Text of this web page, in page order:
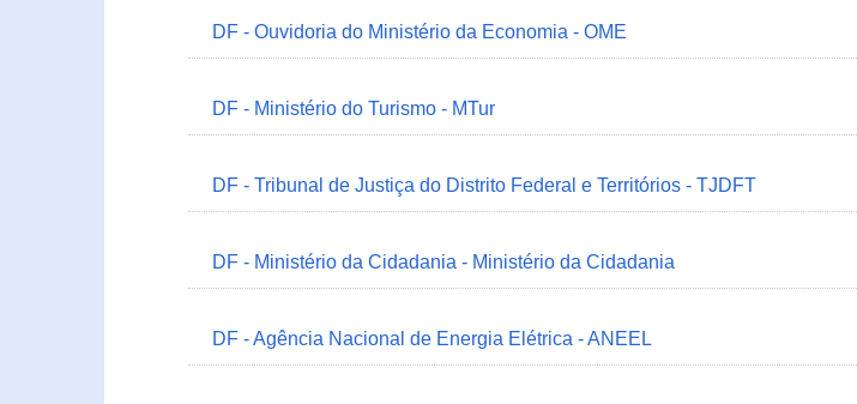
DF - Ouvidoria do Ministério da Economia - OME
DF - Ministério do Turismo - MTur
DF - Tribunal de Justiça do Distrito Federal e Territórios - TJDFT
DF - Ministério da Cidadania - Ministério da Cidadania
DF - Agência Nacional de Energia Elétrica - ANEEL